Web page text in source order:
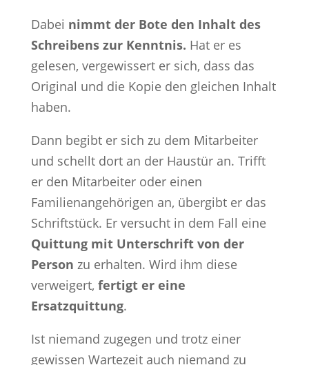
Dabei nimmt der Bote den Inhalt des
Schreibens zur Kenntnis. Hat er es
gelesen, vergewissert er sich, dass das
Original und die Kopie den gleichen Inhalt
haben.
Dann begibt er sich zu dem Mitarbeiter
und schellt dort an der Haustür an. Trifft
er den Mitarbeiter oder einen
Familienangehörigen an, übergibt er das
Schriftstück. Er versucht in dem Fall eine
Quittung mit Unterschrift von der
Person zu erhalten. Wird ihm diese
verweigert, fertigt er eine
Ersatzquittung.
Ist niemand zugegen und trotz einer
gewissen Wartezeit auch niemand zu